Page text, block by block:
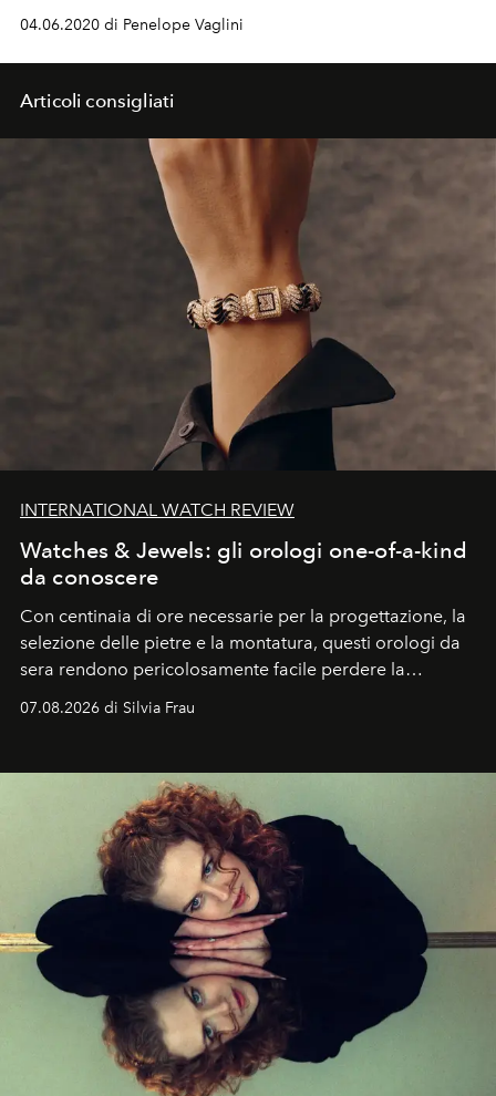
04.06.2020 di Penelope Vaglini
Articoli consigliati
INTERNATIONAL WATCH REVIEW
Watches & Jewels: gli orologi one-of-a-kind
da conoscere
Con centinaia di ore necessarie per la progettazione, la
selezione delle pietre e la montatura, questi orologi da
sera rendono pericolosamente facile perdere la
cognizione del tempo. Ma con quadranti così
07.08.2026 di Silvia Frau